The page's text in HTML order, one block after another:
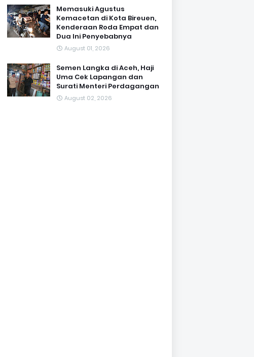
Memasuki Agustus
Kemacetan di Kota Bireuen,
Kenderaan Roda Empat dan
Dua Ini Penyebabnya
August 01, 2026
Semen Langka di Aceh, Haji
Uma Cek Lapangan dan
Surati Menteri Perdagangan
August 02, 2026